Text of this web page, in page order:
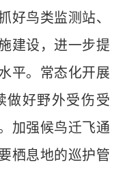
好鸟类监测站、
建设，进一步提
平。常态化开展
做好野外受伤受
加强候鸟迁飞通
栖息地的巡护管